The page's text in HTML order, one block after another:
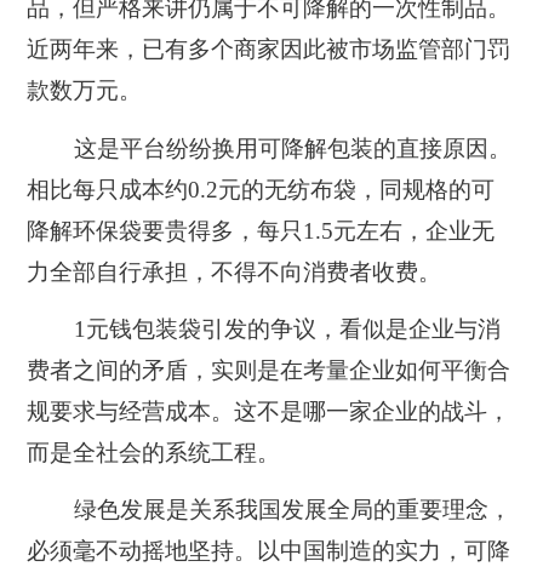
品，但严格来讲仍属于不可降解的一次性制品。
近两年来，已有多个商家因此被市场监管部门罚
款数万元。
这是平台纷纷换用可降解包装的直接原因。
相比每只成本约0.2元的无纺布袋，同规格的可
降解环保袋要贵得多，每只1.5元左右，企业无
力全部自行承担，不得不向消费者收费。
1元钱包装袋引发的争议，看似是企业与消
费者之间的矛盾，实则是在考量企业如何平衡合
规要求与经营成本。这不是哪一家企业的战斗，
而是全社会的系统工程。
绿色发展是关系我国发展全局的重要理念，
必须毫不动摇地坚持。以中国制造的实力，可降